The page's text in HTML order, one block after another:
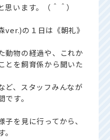
います。（＾＾）
ver.)の１日は《朝礼》
動物の経過や、これか
とを飼育係から聞いた
ど、スタッフみんなが
す。
を見に行ってから、